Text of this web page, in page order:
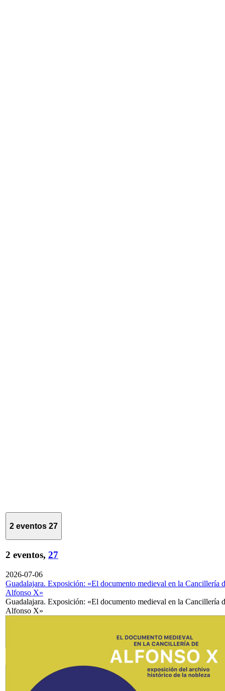
2 eventos 27
2 eventos, 27
2026-07-06
Guadalajara. Exposición: «El documento medieval en la Cancillería
Alfonso X»
Guadalajara. Exposición: «El documento medieval en la Cancillería
Alfonso X»